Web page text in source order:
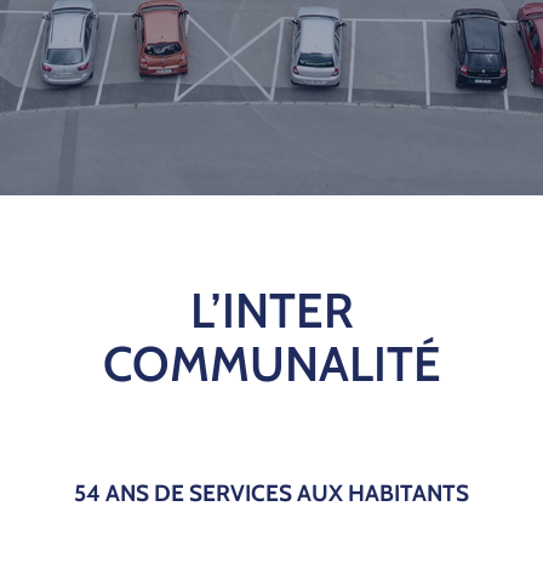
L’INTER
COMMUNALITÉ
54 ANS DE SERVICES AUX HABITANTS